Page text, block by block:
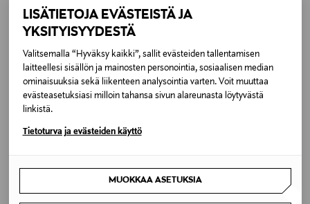
LISÄTIETOJA EVÄSTEISTÄ JA
YKSITYISYYDESTÄ
Valitsemalla “Hyväksy kaikki”, sallit evästeiden tallentamisen
laitteellesi sisällön ja mainosten personointia, sosiaalisen median
ominaisuuksia sekä liikenteen analysointia varten. Voit muuttaa
evästeasetuksiasi milloin tahansa sivun alareunasta löytyvästä
linkistä.
Tietoturva ja evästeiden käyttö
MUOKKAA ASETUKSIA
Windsor on valmistettu kestävästä massiivitammesta,
joka on viimeistelty käsin hiomalla sekä öljypinnalla.
LUE KOKO TUOTEKUVAUS
Tuotenumero
174582210
BROWN
6,90 €
Kotiinkuljetus
Toimitusaika 10-12 viikkoa
6,90 €
Inspiroidu